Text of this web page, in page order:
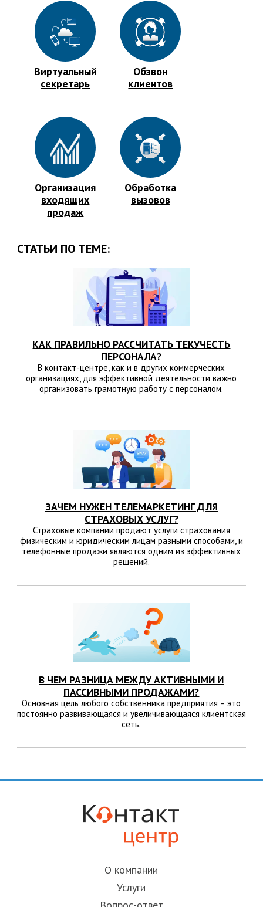
Виртуальный
секретарь
Обзвон
клиентов
Организация
входящих
продаж
Обработка
вызовов
СТАТЬИ ПО ТЕМЕ:
КАК ПРАВИЛЬНО РАССЧИТАТЬ ТЕКУЧЕСТЬ
ПЕРСОНАЛА?
В контакт-центре, как и в других коммерческих
организациях, для эффективной деятельности важно
организовать грамотную работу с персоналом.
ЗАЧЕМ НУЖЕН ТЕЛЕМАРКЕТИНГ ДЛЯ
СТРАХОВЫХ УСЛУГ?
Страховые компании продают услуги страхования
физическим и юридическим лицам разными способами, и
телефонные продажи являются одним из эффективных
решений.
В ЧЕМ РАЗНИЦА МЕЖДУ АКТИВНЫМИ И
ПАССИВНЫМИ ПРОДАЖАМИ?
Основная цель любого собственника предприятия – это
постоянно развивающаяся и увеличивающаяся клиентская
сеть.
О компании
Услуги